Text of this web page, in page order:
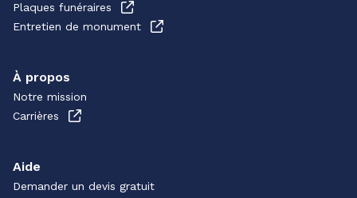
Plaques funéraires
Entretien de monument
À propos
Notre mission
Carrières
Aide
Demander un devis gratuit